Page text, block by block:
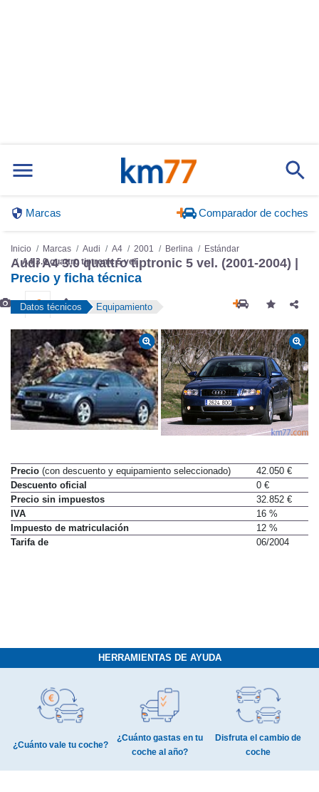
Marcas Comparador de coches
Inicio Marcas Audi A4 2001 Berlina
Estándar
A4 3.0 quattro tiptronic 5 vel.
Audi A4 3.0 quattro tiptronic 5 vel. (2001-2004) |
Precio y ficha técnica
Datos técnicos Equipamiento
Precio (con descuento y equipamiento seleccionado)
42.050 €
Descuento oficial
0 €
Precio sin impuestos
32.852 €
IVA
16 %
Impuesto de matriculación
12 %
Tarifa de
06/2004
HERRAMIENTAS DE AYUDA
¿Cuánto vale tu coche?
¿Cuánto gastas en tu
coche al año?
Disfruta el cambio de
coche